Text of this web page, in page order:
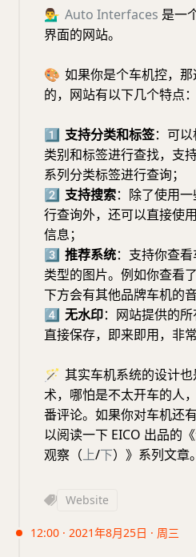
💁‍♂️ Auto Interfaces 是一
界面的网站。
🎨 如果你是个车机控，
的，网站有以下几个特点：
1⃣️ 支持分类和标签：可
类别和标签进行查找，支
系列分类标签进行查询；
2⃣️ 支持搜索：除了使用
行查询外，还可以直接使
信息；
3⃣️ 推荐系统：支持你查
类型的图片。例如你查看
下方会有其他品牌车机的音
4⃣️ 无水印：网站提供的
直接保存，即来即用，非常
🪄 其实车机系统的设计
术，哪怕是不太开车的人
番评论。如果你对车机还
以阅读一下 EICO 出品的
观察（ 上/下）》系列文章。
Website
12:00 · 2021年8月25日 · 周三